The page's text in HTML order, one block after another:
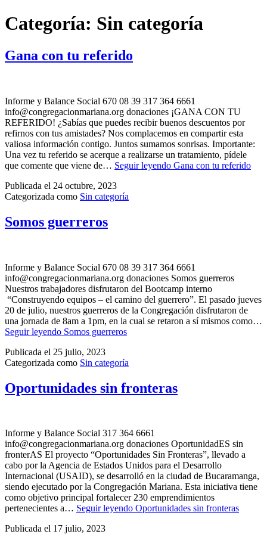
Categoría: Sin categoría
Gana con tu referido
Informe y Balance Social 670 08 39 317 364 6661
info@congregacionmariana.org donaciones ¡GANA CON TU
REFERIDO! ¿Sabías que puedes recibir buenos descuentos por
refirnos con tus amistades? Nos complacemos en compartir esta
valiosa información contigo. Juntos sumamos sonrisas. Importante:
Una vez tu referido se acerque a realizarse un tratamiento, pídele
que comente que viene de… Seguir leyendo Gana con tu referido
Publicada el 24 octubre, 2023
Categorizada como Sin categoría
Somos guerreros
Informe y Balance Social 670 08 39 317 364 6661
info@congregacionmariana.org donaciones Somos guerreros
Nuestros trabajadores disfrutaron del Bootcamp interno
“Construyendo equipos – el camino del guerrero”. El pasado jueves
20 de julio, nuestros guerreros de la Congregación disfrutaron de
una jornada de 8am a 1pm, en la cual se retaron a sí mismos como…
Seguir leyendo Somos guerreros
Publicada el 25 julio, 2023
Categorizada como Sin categoría
Oportunidades sin fronteras
Informe y Balance Social 317 364 6661
info@congregacionmariana.org donaciones OportunidadES sin
fronterAS El proyecto “Oportunidades Sin Fronteras”, llevado a
cabo por la Agencia de Estados Unidos para el Desarrollo
Internacional (USAID), se desarrolló en la ciudad de Bucaramanga,
siendo ejecutado por la Congregación Mariana. Esta iniciativa tiene
como objetivo principal fortalecer 230 emprendimientos
pertenecientes a… Seguir leyendo Oportunidades sin fronteras
Publicada el 17 julio, 2023